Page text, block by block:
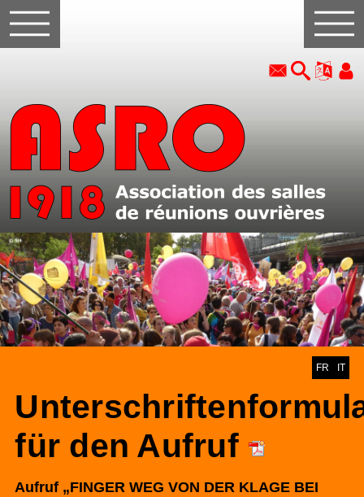
FR IT
für den Aufruf
Aufruf „FINGER WEG VON DER KLAGE BEI